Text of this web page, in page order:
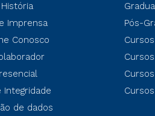
Imprensa
Conosco
Integridade
de dados
Pós-